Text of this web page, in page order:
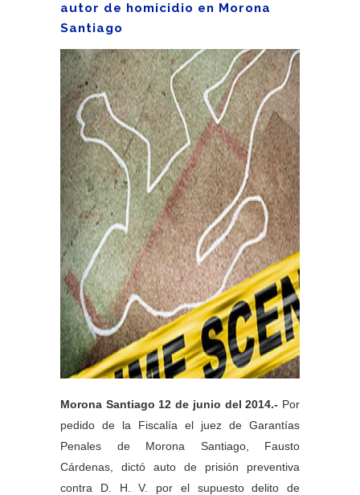
autor de homicidio en Morona
Santiago
Morona Santiago 12 de junio del 2014.- Por
pedido de la Fiscalía el juez de Garantías
Penales de Morona Santiago, Fausto
Cárdenas, dictó auto de prisión preventiva
contra D. H. V. por el supuesto delito de